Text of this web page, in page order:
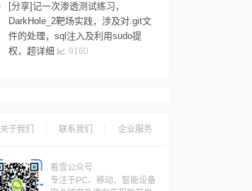
[分享]记一次渗透测试练习，
DarkHole_2靶场实践，涉及对.git文
件的处理，sql注入及利用sudo提
权，超详细
9160
关于我们 联系我们 企业服务
看雪公众号
专注于PC、移动、智能设备